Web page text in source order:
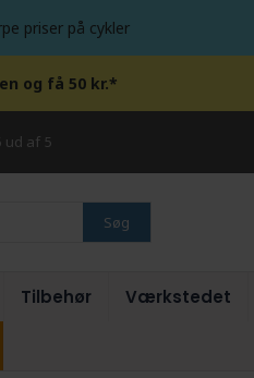
priser på cykler
og få 50 kr.*
ud af 5
Søg
Tilbehør Værkstedet